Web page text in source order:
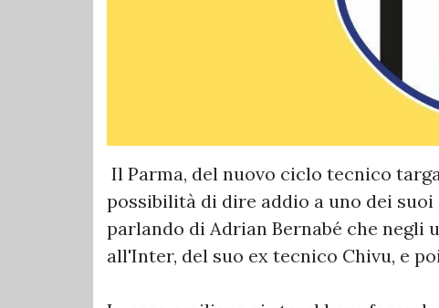
Il Parma, del nuovo ciclo tecnico
possibilità di dire addio a uno dei
parlando di Adrian Bernabé che
all'Inter, del suo ex tecnico Chivu, e